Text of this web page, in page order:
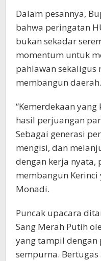
Dalam pesannya,
bahwa peringatan
bukan sekadar
momentum untuk
pahlawan sekaligus
membangun daerah.
“Kemerdekaan
hasil perjuangan
Sebagai generasi
mengisi, dan
dengan kerja nyata,
membangun
Monadi.
Puncak upacara
Sang Merah Putih
yang tampil
sempurna.